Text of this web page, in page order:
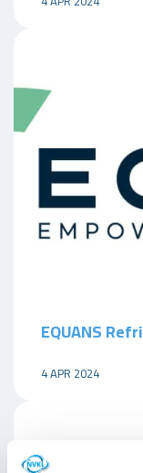
EQUANS
4 APR 2024